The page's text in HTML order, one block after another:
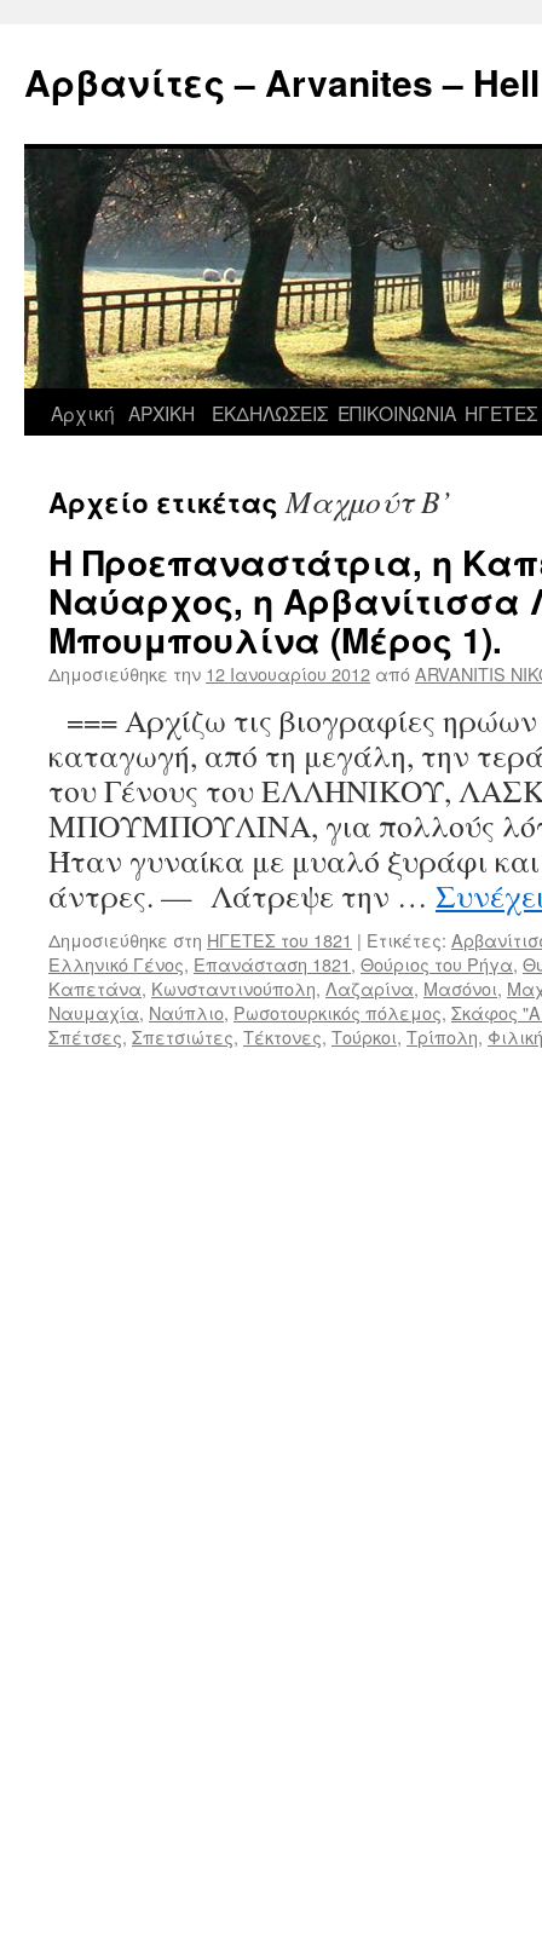
περιεχόμενο
Αρβανίτες – Arvanites –
Αρχική ΑΡΧΙΚΗ ΕΚΔΗΛΩΣΕΙΣ ΕΠΙΚΟΙΝΩΝΙΑ ΗΓΕΤΕΣ
Αρχείο ετικέταςΜαχμούτ Β’
Η Προεπαναστάτρια, η
Ναύαρχος, η Αρβανίτισσα
Μπουμπουλίνα (Μέρος 1).
Δημοσιεύθηκε την 12 Ιανουαρίου 2012 απόARVANITIS
=== Αρχίζω τις βιογραφίες
καταγωγή, από τη μεγάλη, την
του Γένους του ΕΛΛΗΝΙΚΟΥ,
ΜΠΟΥΜΠΟΥΛΙΝΑ, για πολλούς
Ήταν γυναίκα με μυαλό ξυράφι
άντρες. — Λάτρεψε την …
Δημοσιεύθηκε στη ΗΓΕΤΕΣ του 1821 | Ετικέτες:
Ελληνικό Γένος, Επανάσταση 1821, Θούριος του Ρήγα,
Καπετάνα, Κωνσταντινούπολη, Λαζαρίνα, Μασόνοι,
Ναυμαχία, Ναύπλιο, Ρωσοτουρκικός πόλεμος, Σκάφος
Σπέτσες, Σπετσιώτες, Τέκτονες, Τούρκοι, Τρίπολη,